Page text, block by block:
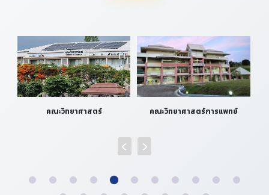
คณะวิทยาศาสตร์การแพทย์ คณะวิศวกรรมศาสตร์